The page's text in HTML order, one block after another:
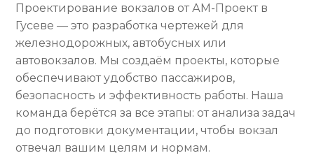
Проектирование вокзалов от АМ-Проект в
Гусеве — это разработка чертежей для
железнодорожных, автобусных или
автовокзалов. Мы создаём проекты, которые
обеспечивают удобство пассажиров,
безопасность и эффективность работы. Наша
команда берётся за все этапы: от анализа задач
до подготовки документации, чтобы вокзал
отвечал вашим целям и нормам.